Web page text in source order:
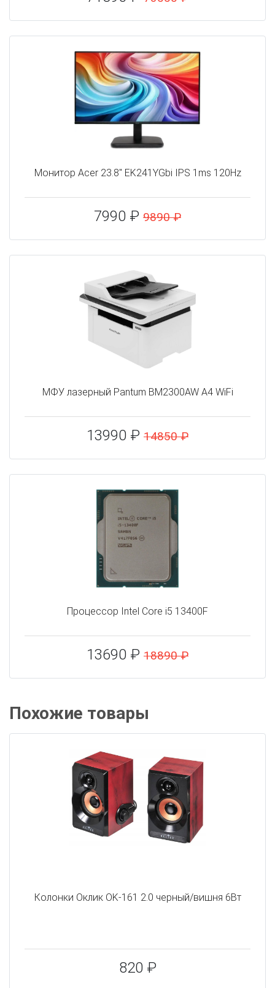
Монитор Acer 23.8" EK241YGbi IPS 1ms 120Hz
7990 ₽ 9890 ₽
МФУ лазерный Pantum BM2300AW A4 WiFi
13990 ₽ 14850 ₽
Процессор Intel Core i5 13400F
13690 ₽ 18890 ₽
Похожие товары
Колонки Оклик OK-161 2.0 черный/вишня 6Вт
820 ₽